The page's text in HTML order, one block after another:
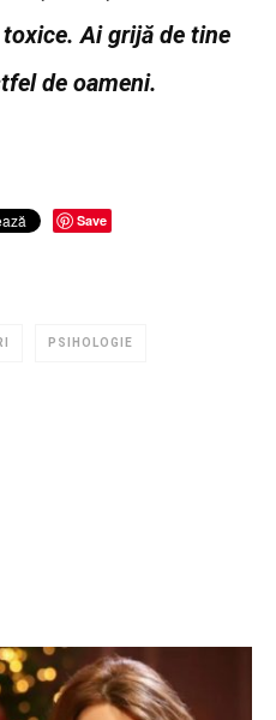
Ai grijă de tine
de oameni.
Save
PSIHOLOGIE